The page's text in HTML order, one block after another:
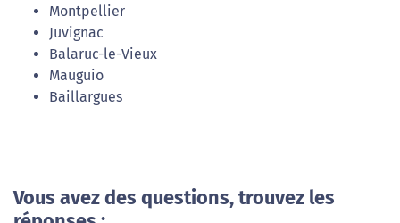
Montpellier
Juvignac
Balaruc-le-Vieux
Mauguio
Baillargues
Vous avez des questions, trouvez les